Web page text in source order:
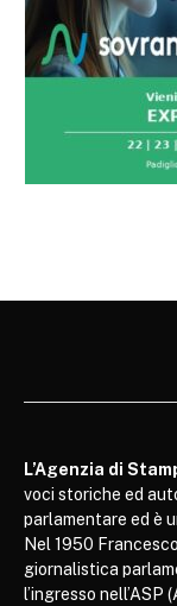
L’Agenzia di
voci storiche ed
parlamentare ed è
Nel 1950
giornalistica
l’ingresso